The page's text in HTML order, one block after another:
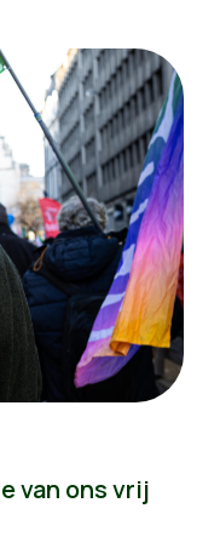
van ons vrij